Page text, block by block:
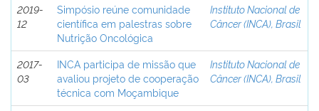
2019-
12
Simpósio reúne comunidade
científica em palestras sobre
Nutrição Oncológica
Instituto Nacional de
Câncer (INCA), Brasil
2017-
03
INCA participa de missão que
avaliou projeto de cooperação
técnica com Moçambique
Instituto Nacional de
Câncer (INCA), Brasil